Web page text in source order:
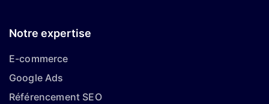
Notre expertise
E-commerce
Google Ads
Référencement SEO